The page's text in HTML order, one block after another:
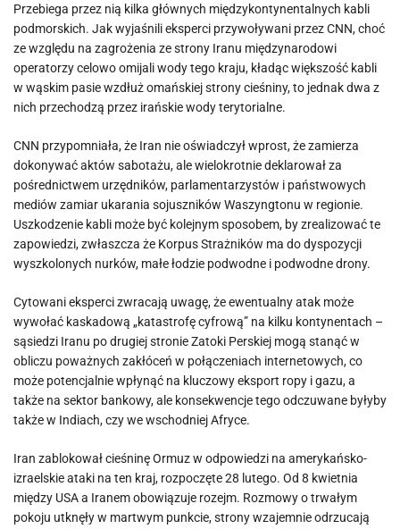
Przebiega przez nią kilka głównych międzykontynentalnych kabli
podmorskich. Jak wyjaśnili eksperci przywoływani przez CNN, choć
ze względu na zagrożenia ze strony Iranu międzynarodowi
operatorzy celowo omijali wody tego kraju, kładąc większość kabli
w wąskim pasie wzdłuż omańskiej strony cieśniny, to jednak dwa z
nich przechodzą przez irańskie wody terytorialne.
CNN przypomniała, że Iran nie oświadczył wprost, że zamierza
dokonywać aktów sabotażu, ale wielokrotnie deklarował za
pośrednictwem urzędników, parlamentarzystów i państwowych
mediów zamiar ukarania sojuszników Waszyngtonu w regionie.
Uszkodzenie kabli może być kolejnym sposobem, by zrealizować te
zapowiedzi, zwłaszcza że Korpus Strażników ma do dyspozycji
wyszkolonych nurków, małe łodzie podwodne i podwodne drony.
Cytowani eksperci zwracają uwagę, że ewentualny atak może
wywołać kaskadową „katastrofę cyfrową” na kilku kontynentach –
sąsiedzi Iranu po drugiej stronie Zatoki Perskiej mogą stanąć w
obliczu poważnych zakłóceń w połączeniach internetowych, co
może potencjalnie wpłynąć na kluczowy eksport ropy i gazu, a
także na sektor bankowy, ale konsekwencje tego odczuwane byłyby
także w Indiach, czy we wschodniej Afryce.
Iran zablokował cieśninę Ormuz w odpowiedzi na amerykańsko-
izraelskie ataki na ten kraj, rozpoczęte 28 lutego. Od 8 kwietnia
między USA a Iranem obowiązuje rozejm. Rozmowy o trwałym
pokoju utknęły w martwym punkcie, strony wzajemnie odrzucają